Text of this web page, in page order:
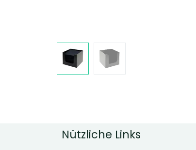
Nützliche Links